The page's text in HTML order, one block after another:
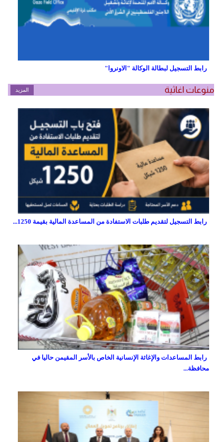
رابط التسجيل لبطالة الوكالة "الاونروا"
منوعات اغاثية المزيد
رابط التسجيل لتقديم طلبات الاستفادة من المساعدة المالية بقيمة 1250...
رابط المساعدات والإغاثة الإنسانية الخاص بالأسر المقيمن حاليا في
محافظة...